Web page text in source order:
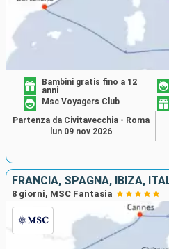
Bambini gratis fino a 12
anni
Msc Voyagers Club
Partenza da Civitavecchia - Roma
lun 09 nov 2026
FRANCIA, SPAGNA, IBIZA,
8 giorni, MSC Fantasia